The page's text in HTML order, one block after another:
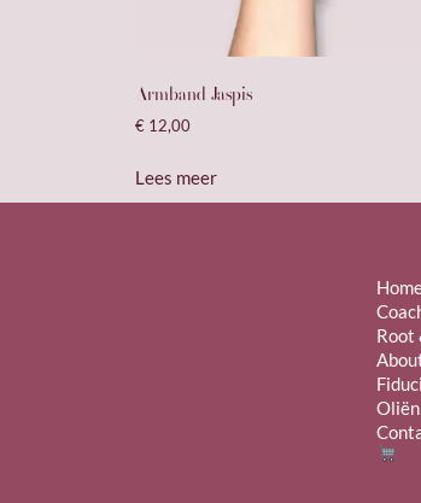
Armband Jaspis
€ 12,00
Lees meer
Root
Oliën